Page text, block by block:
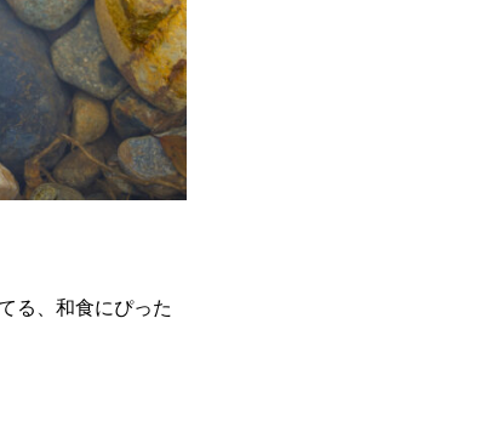
る、和食にぴった